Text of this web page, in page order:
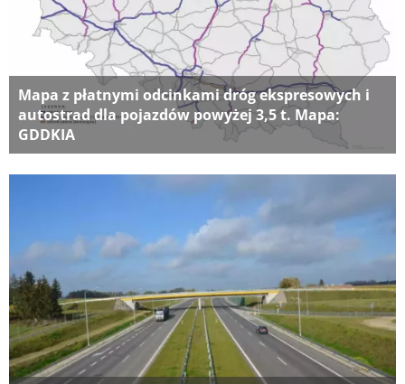
Mapa z płatnymi odcinkami dróg ekspresowych i
autostrad dla pojazdów powyżej 3,5 t. Mapa:
GDDKIA